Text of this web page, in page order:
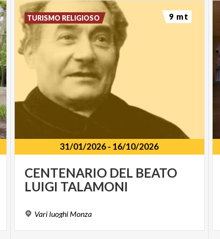
31/01/2026- 16/10/2026
CENTENARIO DEL BEATO
LUIGI TALAMONI
Vari luoghi Monza
TURISMO RELIGIOSO 9 mt